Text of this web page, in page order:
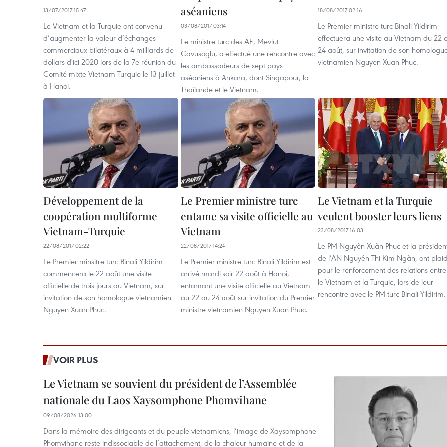
13/07/2017 15:47
Le Vietnam et la Turquie ont convenu
d’augmenter la valeur d’échanges
commerciaux bilatéraux à 4 milliards de
dollars d'ici 2020 lors de la 7e réunion du
Comité mixte Vietnam-Turquie le 13 juillet
à Hanoi.
aséaniens
03/08/2017 03:14
Le ministre turc des AE, Mevlut
Cavusoglu, a effectué une rencontre avec
les ambassadeurs de sept pays
aséaniens à Ankara, dont Singapour, la
Thaïlande et le Vietnam.
18/08/2017 02:16
Le Premier ministre turc Binali Yildirim
effectuera une visite au Vietnam du 22
24 août, sur invitation de son
vietnamien Nguyen Xuan Phuc.
Développement de la
coopération multiforme
Vietnam-Turquie
22/08/2017 02:22
Le Premier minsitre turc Binali Yildirim
commencera le 22 août une visite
officielle de trois jours au Vietnam, sur
invitation de son homologue vietnamien
Nguyen Xuan Phuc.
Le Premier ministre turc
entame sa visite officielle au
Vietnam
22/08/2017 14:24
Le Premier ministre turc Binali Yildirim est
arrivé mardi soir 22 août à Hanoi,
entamant une visite officielle au Vietnam
au 22 au 24 août sur invitation du Premier
ministre vietnamien Nguyen Xuan Phuc.
Le Vietnam et la Turquie
veulent booster leurs liens
23/08/2017 16:03
Le PM Nguyên Xuân Phuc et la
de l’AN Nguyên Thi Kim Ngân, ont
pour le renforcement des relations entre
le Vietnam et la Turquie, lors de leur
rencontre avec le PM turc Binali Yildirim.
VOIR PLUS
Le Vietnam se souvient du président de l’Assemblée
nationale du Laos Xaysomphone Phomvihane
09/08/2026 13:00
Dans la mémoire des dirigeants et du peuple vietnamiens, l’image de Xaysomphone
Phomvihane reste indissociable de l’attachement, de la chaleur humaine et de la